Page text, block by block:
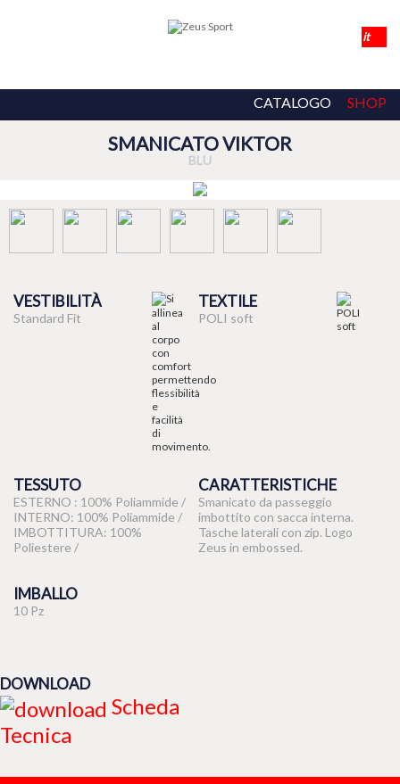
CATALOGO SHOP
SMANICATO VIKTOR
BLU
VESTIBILITÀ
Standard Fit
TEXTILE
POLI soft
TESSUTO
ESTERNO : 100% Poliammide /
INTERNO: 100% Poliammide /
IMBOTTITURA: 100%
Poliestere /
CARATTERISTICHE
Smanicato da passeggio
imbottito con sacca interna.
Tasche laterali con zip. Logo
Zeus in embossed.
IMBALLO
10 Pz
DOWNLOAD
Scheda
Tecnica